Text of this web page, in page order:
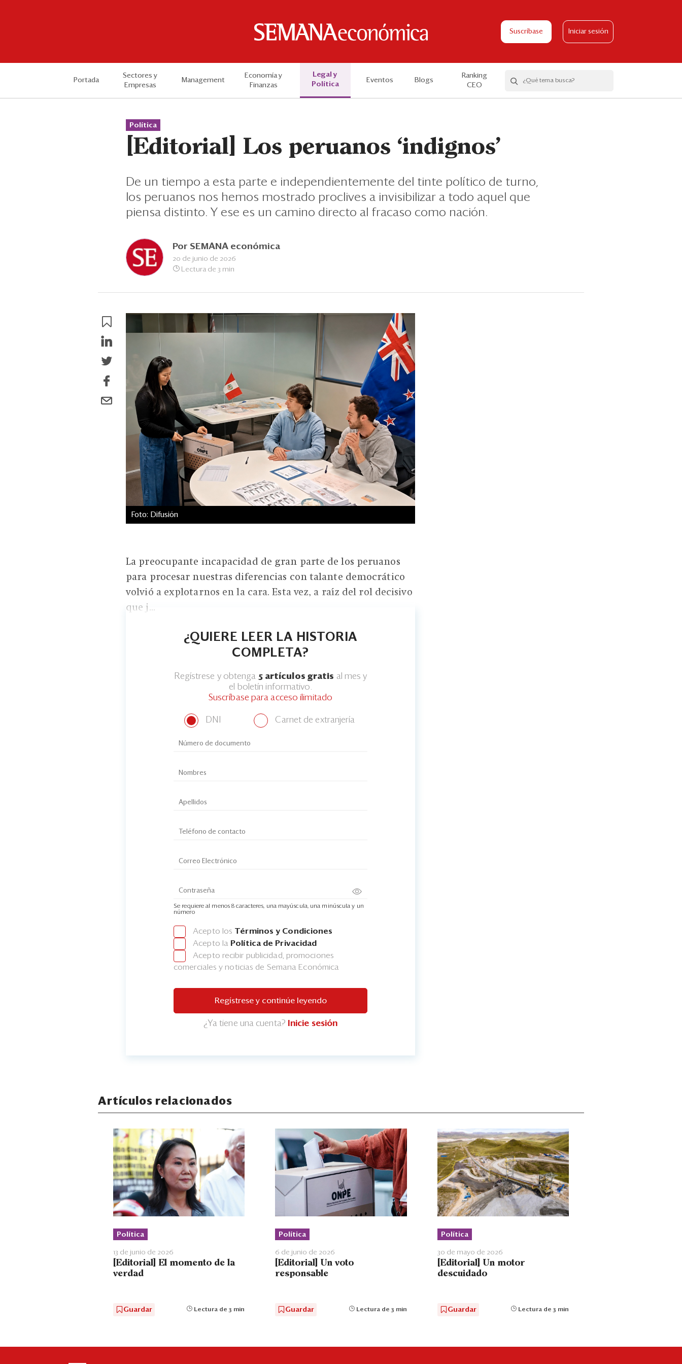
Suscríbase Iniciar sesión
Portada
Sectores y
Empresas
Management
Economía y
Finanzas
Legal y
Política
Eventos Blogs
Ranking
CEO
Política
[Editorial] Los peruanos ‘indignos’
De un tiempo a esta parte e independientemente del tinte político de turno,
los peruanos nos hemos mostrado proclives a invisibilizar a todo aquel que
piensa distinto. Y ese es un camino directo al fracaso como nación.
Por SEMANA económica
20 de junio de 2026
Lectura de 3 min
Foto: Difusión
La preocupante incapacidad de gran parte de los peruanos
para procesar nuestras diferencias con talante democrático
volvió a explotarnos en la cara. Esta vez, a raíz del rol decisivo
que j...
¿QUIERE LEER LA HISTORIA
COMPLETA?
Regístrese y obtenga 5 artículos gratis al mes y
el boletín informativo.
Suscríbase para acceso ilimitado
DNI Carnet de extranjería
Se requiere al menos 8 caracteres, una mayúscula, una minúscula y un
número
Acepto los Términos y Condiciones
Acepto la Política de Privacidad
Acepto recibir publicidad, promociones
comerciales y noticias de Semana Económica
Regístrese y continúe leyendo
¿Ya tiene una cuenta? Inicie sesión
Artículos relacionados
Política
13 de junio de 2026
[Editorial] El momento de la
verdad
Guardar Lectura de 3 min
Política
6 de junio de 2026
[Editorial] Un voto
responsable
Guardar Lectura de 3 min
Política
30 de mayo de 2026
[Editorial] Un motor
descuidado
Guardar Lectura de 3 min